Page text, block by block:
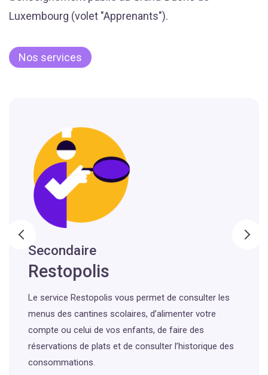
Luxembourg (volet "Apprenants").
Nos services
Secondaire
Restopolis
Le service Restopolis vous permet de consulter les
menus des cantines scolaires, d’alimenter votre
compte ou celui de vos enfants, de faire des
réservations de plats et de consulter l’historique des
consommations.